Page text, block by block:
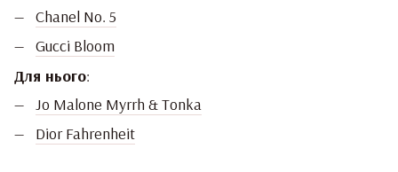
Chanel No. 5
Gucci Bloom
Для нього:
Jo Malone Myrrh & Tonka
Dior Fahrenheit